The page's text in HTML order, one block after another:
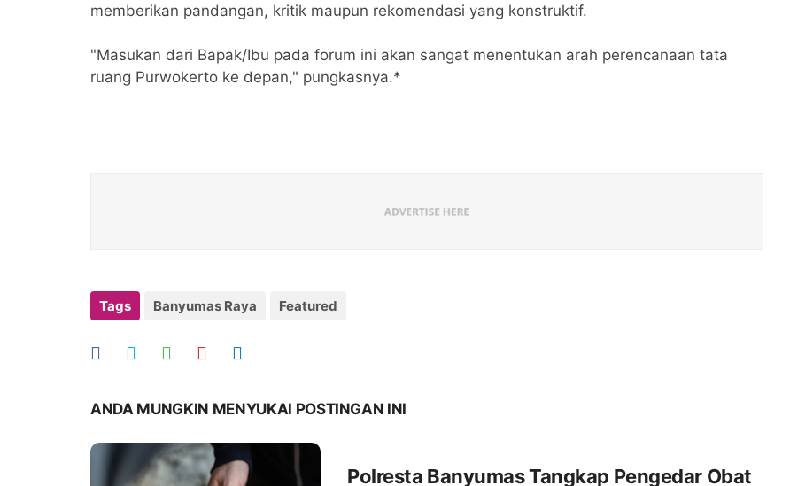
memberikan pandangan, kritik maupun rekomendasi yang konstruktif.
"Masukan dari Bapak/Ibu pada forum ini akan sangat menentukan arah perencanaan tata
ruang Purwokerto ke depan," pungkasnya.*
Tags Banyumas Raya Featured
ANDA MUNGKIN MENYUKAI POSTINGAN INI
Polresta Banyumas Tangkap Pengedar Obat